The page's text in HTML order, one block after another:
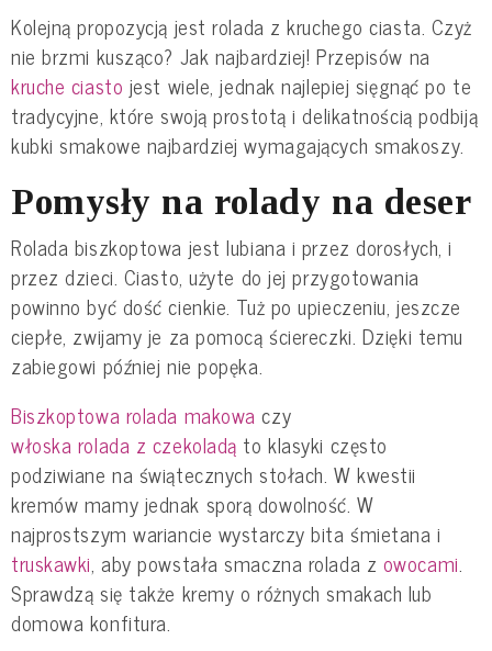
Kolejną propozycją jest rolada z kruchego ciasta. Czyż
nie brzmi kusząco? Jak najbardziej! Przepisów na
kruche ciasto jest wiele, jednak najlepiej sięgnąć po te
tradycyjne, które swoją prostotą i delikatnością podbiją
kubki smakowe najbardziej wymagających smakoszy.
Pomysły na rolady na deser
Rolada biszkoptowa jest lubiana i przez dorosłych, i
przez dzieci. Ciasto, użyte do jej przygotowania
powinno być dość cienkie. Tuż po upieczeniu, jeszcze
ciepłe, zwijamy je za pomocą ściereczki. Dzięki temu
zabiegowi później nie popęka.
Biszkoptowa rolada makowa czy
włoska rolada z czekoladą to klasyki często
podziwiane na świątecznych stołach. W kwestii
kremów mamy jednak sporą dowolność. W
najprostszym wariancie wystarczy bita śmietana i
truskawki, aby powstała smaczna rolada z owocami.
Sprawdzą się także kremy o różnych smakach lub
domowa konfitura.